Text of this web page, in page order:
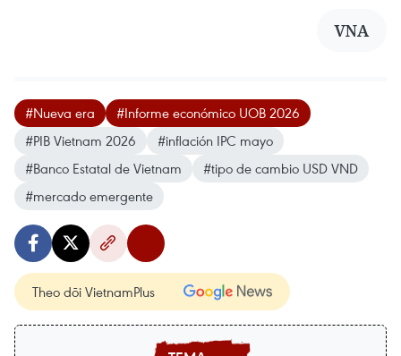
VNA
#Nueva era
#Informe económico UOB 2026
#PIB Vietnam 2026
#inflación IPC mayo
#Banco Estatal de Vietnam
#tipo de cambio USD VND
#mercado emergente
Theo dõi VietnamPlus